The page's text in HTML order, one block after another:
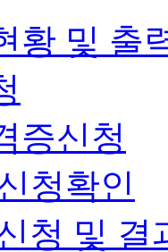
황 및 출
증신청
청확인
청 및 결